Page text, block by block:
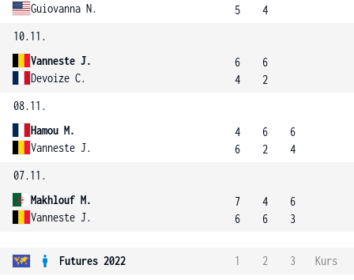
Guiovanna N.
5
4
10.11.
Vanneste J.
Devoize C.
6
4
6
2
08.11.
Hamou M.
Vanneste J.
4
6
6
2
6
4
07.11.
Makhlouf M.
Vanneste J.
7
6
4
6
6
3
Futures 2022 1 2 3
Kurs